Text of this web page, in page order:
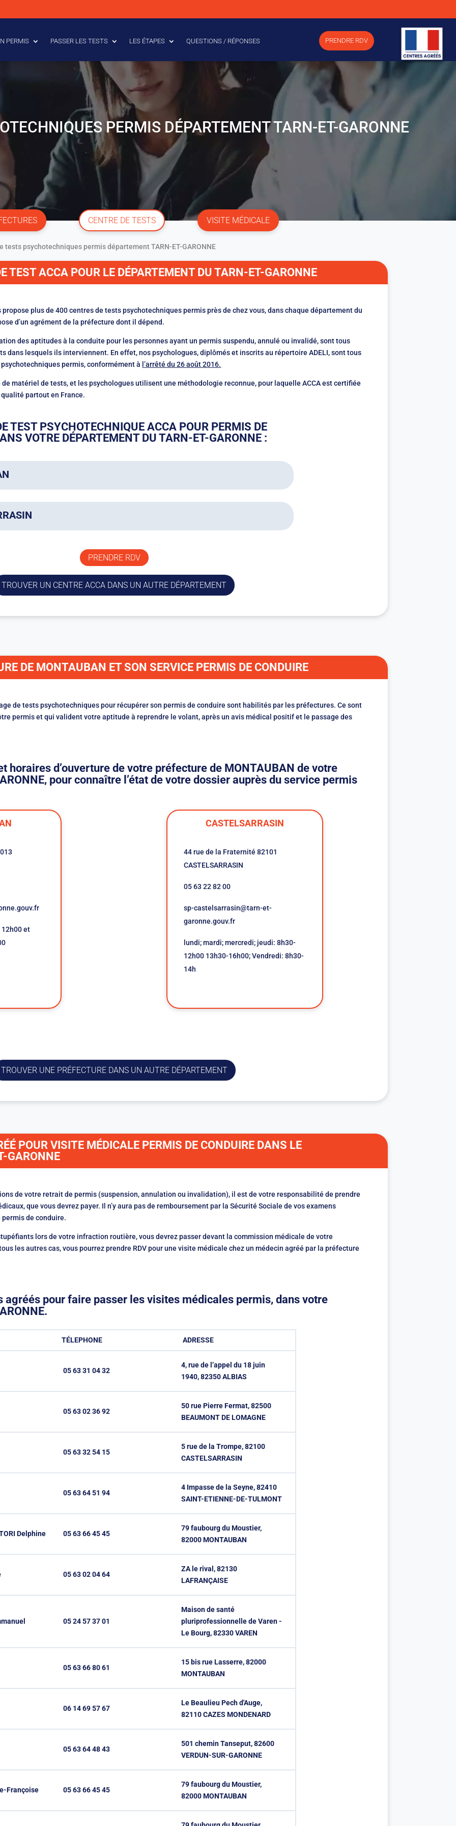
PERMIS PASSER LES TESTS LES ÉTAPES QUESTIONS / RÉPONSES PRENDRE RDV
PERMIS DÉPARTEMENT TARN-ET-GARONNE
CENTRE DE TESTS VISITE MÉDICALE
tests psychotechniques permis département TARN-ET-GARONNE
TEST ACCA POUR LE DÉPARTEMENT DU TARN-ET-GARONNE
plus de 400 centres de tests psychotechniques permis près de chez vous, dans chaque département du
d’un agrément de la préfecture dont il dépend.
des aptitudes à la conduite pour les personnes ayant un permis suspendu, annulé ou invalidé, sont tous
dans lesquels ils interviennent. En effet, nos psychologues, diplômés et inscrits au répertoire ADELI, sont tous
permis, conformément à l’arrêté du 26 août 2016.
matériel de tests, et les psychologues utilisent une méthodologie reconnue, pour laquelle ACCA est certifiée
partout en France.
TEST PSYCHOTECHNIQUE ACCA POUR PERMIS DE
VOTRE DÉPARTEMENT DU TARN-ET-GARONNE :
A62 – Lieu dit Marches
PRENDRE RDV
TROUVER UN CENTRE ACCA DANS UN AUTRE DÉPARTEMENT
DE MONTAUBAN ET SON SERVICE PERMIS DE CONDUIRE
de tests psychotechniques pour récupérer son permis de conduire sont habilités par les préfectures. Ce sont
permis et qui valident votre aptitude à reprendre le volant, après un avis médical positif et le passage des
horaires d’ouverture de votre préfecture de MONTAUBAN de votre
pour connaître l’état de votre dossier auprès du service permis
12h00 et
CASTELSARRASIN
44 rue de la Fraternité 82101
CASTELSARRASIN
05 63 22 82 00
sp-castelsarrasin@tarn-et-
garonne.gouv.fr
lundi; mardi; mercredi; jeudi: 8h30-
12h00 13h30-16h00; Vendredi: 8h30-
14h
TROUVER UNE PRÉFECTURE DANS UN AUTRE DÉPARTEMENT
POUR VISITE MÉDICALE PERMIS DE CONDUIRE DANS LE
GARONNE
de votre retrait de permis (suspension, annulation ou invalidation), il est de votre responsabilité de prendre
que vous devrez payer. Il n’y aura pas de remboursement par la Sécurité Sociale de vos examens
de conduire.
lors de votre infraction routière, vous devrez passer devant la commission médicale de votre
les autres cas, vous pourrez prendre RDV pour une visite médicale chez un médecin agréé par la préfecture
agréés pour faire passer les visites médicales permis, dans votre
TÉLEPHONE ADRESSE
05 63 31 04 32
4, rue de l’appel du 18 juin
1940, 82350 ALBIAS
05 63 02 36 92
50 rue Pierre Fermat, 82500
BEAUMONT DE LOMAGNE
05 63 32 54 15
5 rue de la Trompe, 82100
CASTELSARRASIN
05 63 64 51 94
4 Impasse de la Seyne, 82410
SAINT-ETIENNE-DE-TULMONT
Delphine 05 63 66 45 45
79 faubourg du Moustier,
82000 MONTAUBAN
05 63 02 04 64
ZA le rival, 82130
LAFRANÇAISE
05 24 57 37 01
Maison de santé
pluriprofessionnelle de Varen -
Le Bourg, 82330 VAREN
05 63 66 80 61
15 bis rue Lasserre, 82000
MONTAUBAN
06 14 69 57 67
Le Beaulieu Pech d'Auge,
82110 CAZES MONDENARD
05 63 64 48 43
501 chemin Tanseput, 82600
VERDUN-SUR-GARONNE
Françoise 05 63 66 45 45
79 faubourg du Moustier,
82000 MONTAUBAN